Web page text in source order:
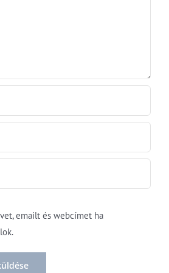
emailt és webcímet ha